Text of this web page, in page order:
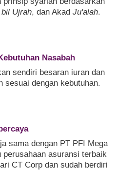
Ujrah, dan Akad Ju'alah.
Nasabah
sendiri besaran iuran dan
sesuai dengan kebutuhan.
sama dengan PT PFI Mega
asuransi terbaik
CT Corp dan sudah berdiri